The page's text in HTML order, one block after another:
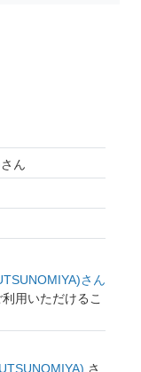
さん
さん
用いただけるこ
さ